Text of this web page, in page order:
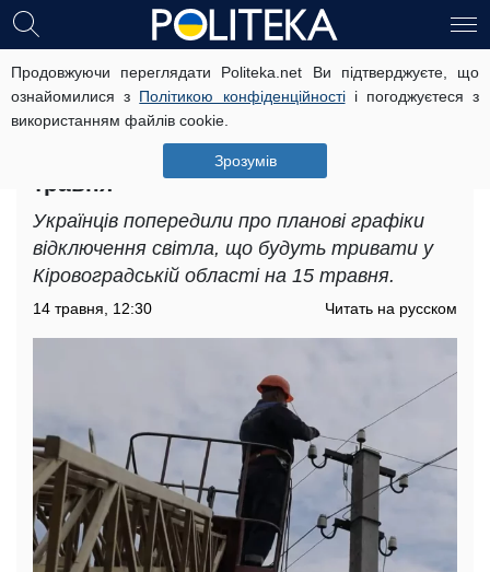
Продовжуючи переглядати Politeka.net Ви підтверджуєте, що
ознайомилися з Політикою конфіденційностіі погоджуєтеся з
використанням файлів cookie.
Зрозумів
Електроенергія зникне на багато
годин: з'явилися графіки
відключень світла у
Кіровоградській області на 15
травня
Українців попередили про планові графіки
відключення світла, що будуть тривати у
Кіровоградській області на 15 травня.
14 травня, 12:30 Читать на русском